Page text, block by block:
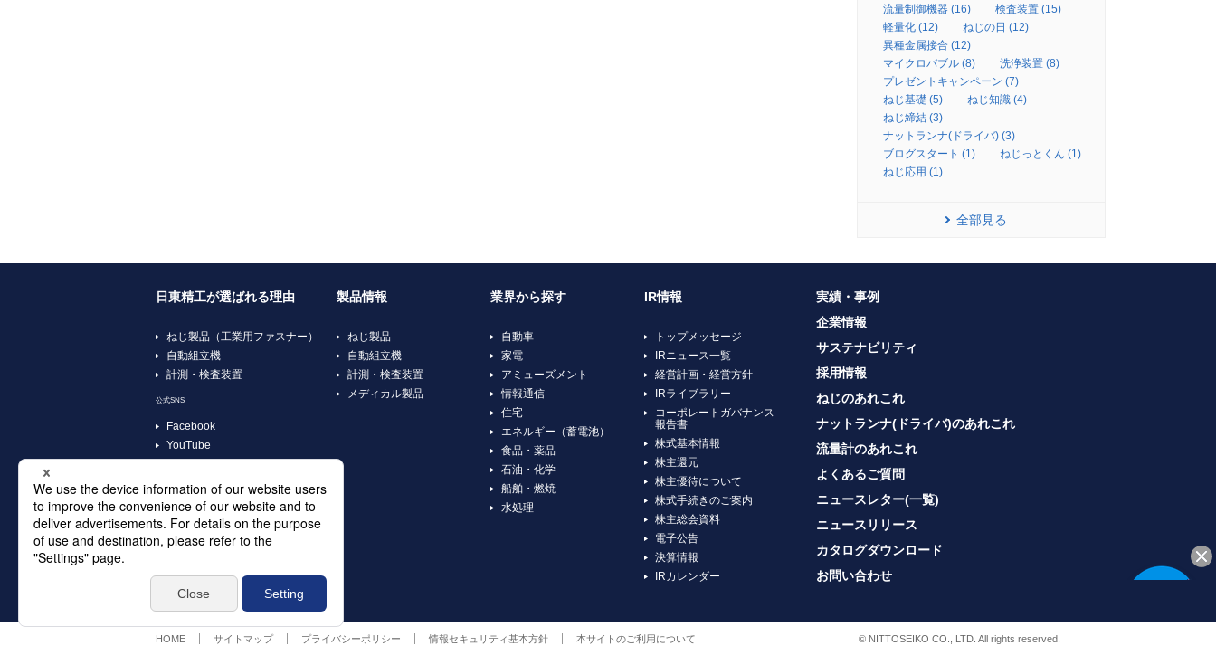
流量制御機器 (16)
検査装置 (15)
軽量化 (12)
ねじの日 (12)
異種金属接合 (12)
マイクロバブル (8)
洗浄装置 (8)
プレゼントキャンペーン (7)
ねじ基礎 (5)
ねじ知識 (4)
ねじ締結 (3)
ナットランナ(ドライバ) (3)
ブログスタート (1)
ねじっとくん (1)
ねじ応用 (1)
全部見る
日東精工が選ばれる理由
ねじ製品（工業用ファスナー）
自動組立機
計測・検査装置
公式SNS
Facebook
YouTube
Instagram
TikTok
製品情報
ねじ製品
自動組立機
計測・検査装置
メディカル製品
業界から探す
自動車
家電
アミューズメント
情報通信
住宅
エネルギー（蓄電池）
食品・薬品
石油・化学
船舶・燃焼
水処理
IR情報
トップメッセージ
IRニュース一覧
経営計画・経営方針
IRライブラリー
コーポレートガバナンス
報告書
株式基本情報
株主還元
株主優待について
株式手続きのご案内
株主総会資料
電子公告
決算情報
IRカレンダー
実績・事例
企業情報
サステナビリティ
採用情報
ねじのあれこれ
ナットランナ(ドライバ)のあれこれ
流量計のあれこれ
よくあるご質問
ニュースレター(一覧)
ニュースリリース
カタログダウンロード
お問い合わせ
HOME サイトマップ プライバシーポリシー 情報セキュリティ基本方針 本サイトのご利用について © NITTOSEIKO CO., LTD. All rights reserved.